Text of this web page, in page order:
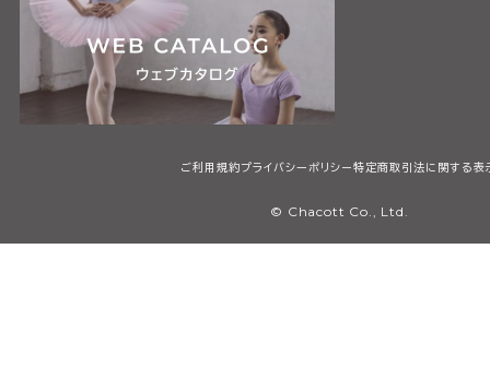
ご利用規約プライバシーポリシー特定商取引法に関する表
© Chacott Co., Ltd.